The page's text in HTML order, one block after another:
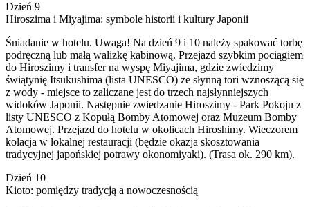
Dzień 9
Hiroszima i Miyajima: symbole historii i kultury Japonii
Śniadanie w hotelu. Uwaga! Na dzień 9 i 10 należy spakować torbę
podręczną lub małą walizkę kabinową. Przejazd szybkim pociągiem
do Hiroszimy i transfer na wyspę Miyajima, gdzie zwiedzimy
świątynię Itsukushima (lista UNESCO) ze słynną tori wznoszącą się
z wody - miejsce to zaliczane jest do trzech najsłynniejszych
widoków Japonii. Następnie zwiedzanie Hiroszimy - Park Pokoju z
listy UNESCO z Kopułą Bomby Atomowej oraz Muzeum Bomby
Atomowej. Przejazd do hotelu w okolicach Hiroshimy. Wieczorem
kolacja w lokalnej restauracji (będzie okazja skosztowania
tradycyjnej japońskiej potrawy okonomiyaki). (Trasa ok. 290 km).
Dzień 10
Kioto: pomiędzy tradycją a nowoczesnością